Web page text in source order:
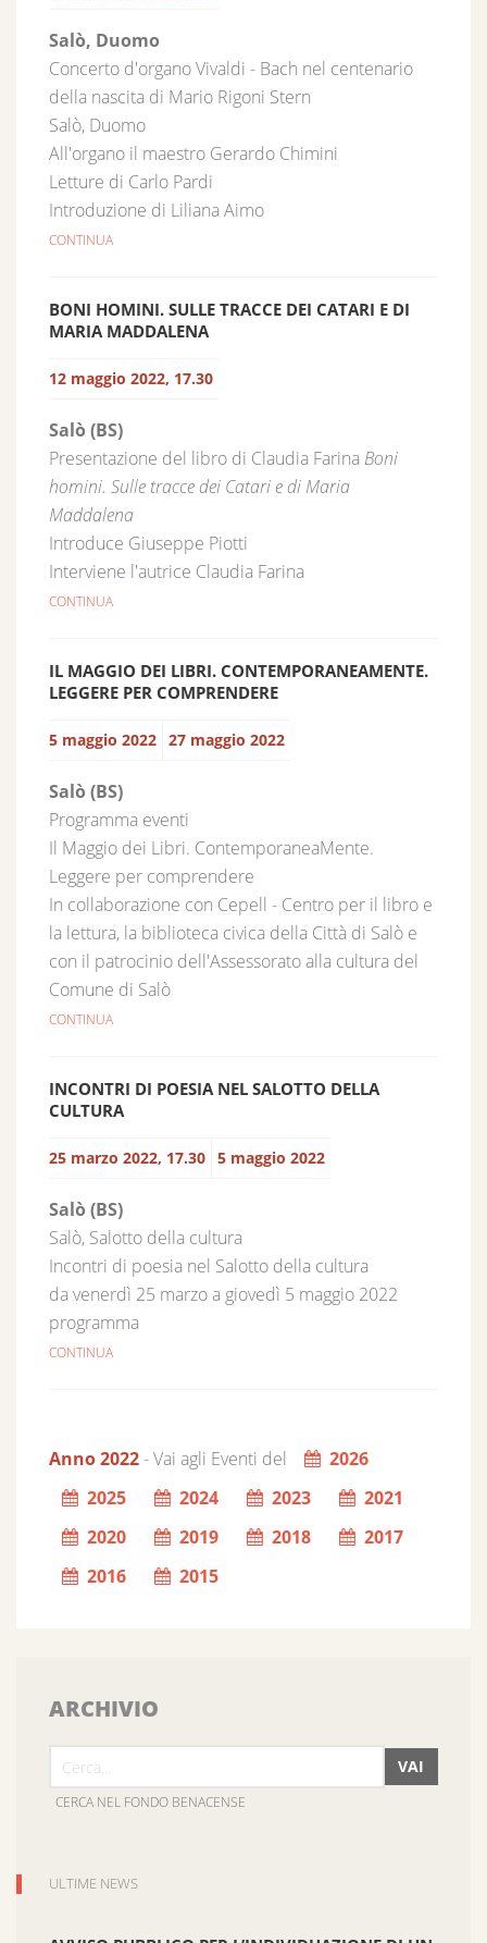
Salò, Duomo
Concerto d'organo Vivaldi - Bach nel centenario
della nascita di Mario Rigoni Stern
Salò, Duomo
All'organo il maestro Gerardo Chimini
Letture di Carlo Pardi
Introduzione di Liliana Aimo
CONTINUA
BONI HOMINI. SULLE TRACCE DEI CATARI E DI
MARIA MADDALENA
12 maggio 2022, 17.30
Salò (BS)
Presentazione del libro di Claudia Farina Boni
homini. Sulle tracce dei Catari e di Maria
Maddalena
Introduce Giuseppe Piotti
Interviene l'autrice Claudia Farina
CONTINUA
IL MAGGIO DEI LIBRI. CONTEMPORANEAMENTE.
LEGGERE PER COMPRENDERE
5 maggio 2022 27 maggio 2022
Salò (BS)
Programma eventi
Il Maggio dei Libri. ContemporaneaMente.
Leggere per comprendere
In collaborazione con Cepell - Centro per il libro e
la lettura, la biblioteca civica della Città di Salò e
con il patrocinio dell'Assessorato alla cultura del
Comune di Salò
CONTINUA
INCONTRI DI POESIA NEL SALOTTO DELLA
CULTURA
25 marzo 2022, 17.30 5 maggio 2022
Salò (BS)
Salò, Salotto della cultura
Incontri di poesia nel Salotto della cultura
da venerdì 25 marzo a giovedì 5 maggio 2022
programma
CONTINUA
Anno 2022- Vai agli Eventi del
2026
2025
2024 2023
2021
2020
2019 2018
2017
2016
2015
ARCHIVIO
VAI
CERCA NEL FONDO BENACENSE
ULTIME NEWS